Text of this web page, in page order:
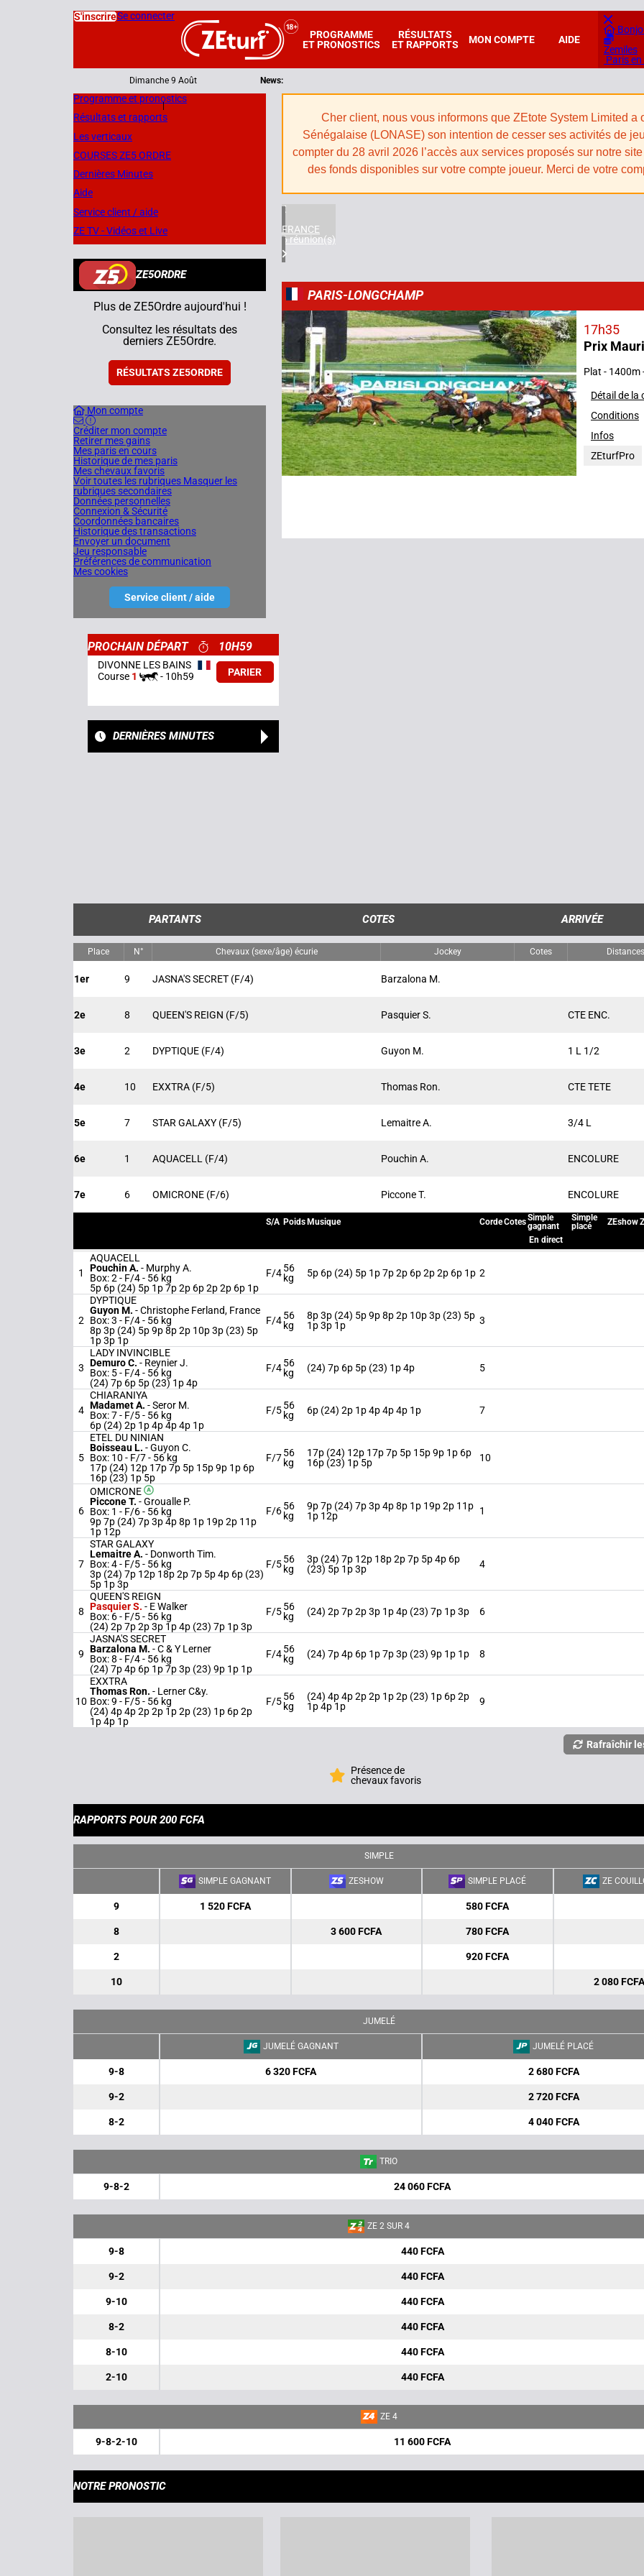
PROGRAMME
ET PRONOSTICS
RÉSULTATS
ET RAPPORTS
MON COMPTE AIDE
S'inscrireSe connecter
Zemiles
Paris
Dimanche 9 Août
|
News:
Programme et pronostics
Résultats et rapports
Les verticaux
COURSES ZE5 ORDRE
Dernières Minutes
Aide
Service client / aide
ZE TV - Vidéos et Live
ZE5ORDRE
Plus de ZE5Ordre aujourd'hui !
Consultez les résultats des
derniers ZE5Ordre.
RÉSULTATS ZE5ORDRE
Mon compte
Créditer mon compte
Retirer mes gains
Mes paris en cours
Historique de mes paris
Mes chevaux favoris
Voir toutes les rubriques Masquer les
rubriques secondaires
Données personnelles
Connexion & Sécurité
Coordonnées bancaires
Historique des transactions
Envoyer un document
Jeu responsable
Préférences de communication
Mes cookies
Service client / aide
Cher client, nous vous informons que ZEtote System Limited
Sénégalaise (LONASE) son intention de cesser ses activités de
compter du 28 avril 2026 l’accès aux services proposés sur notre
des fonds disponibles sur votre compte joueur. Merci de votre
FRANCE
6 réunion(s)
PARIS-LONGCHAMP
7
27/04/2025
17h35
Prix
Plat - 1400m
Détail de la
Conditions
Infos
ZEturfPro
PROCHAIN DÉPART 10H59
DIVONNE LES BAINS
Course1 - 10h59 PARIER
DERNIÈRES MINUTES
PARTANTS COTES ARRIVÉE
Place N° Chevaux (sexe/âge) écurie Jockey Cotes Distances
1er 9 JASNA'S SECRET (F/4) Barzalona M.
2e 8 QUEEN'S REIGN (F/5) Pasquier S. CTE ENC.
3e 2 DYPTIQUE (F/4) Guyon M. 1 L 1/2
4e 10 EXXTRA (F/5) Thomas Ron. CTE TETE
5e 7 STAR GALAXY (F/5) Lemaitre A. 3/4 L
6e 1 AQUACELL (F/4) Pouchin A. ENCOLURE
7e 6 OMICRONE (F/6) Piccone T. ENCOLURE
S/A Poids Musique CordeCotesSimple
gagnant
Simple
placé
ZEshow
En direct
1
AQUACELL
Pouchin A. - Murphy A.
Box: 2 - F/4 - 56 kg
5p 6p (24) 5p 1p 7p 2p 6p 2p 2p 6p 1p
F/456
kg
5p 6p (24) 5p 1p 7p 2p 6p 2p 2p 6p 1p 2
2
DYPTIQUE
Guyon M. -Christophe Ferland, France
Box: 3 - F/4 - 56 kg
8p 3p (24) 5p 9p 8p 2p 10p 3p (23) 5p
1p 3p 1p
F/456
kg
8p 3p (24) 5p 9p 8p 2p 10p 3p (23) 5p
1p 3p 1p
3
3
LADY INVINCIBLE
Demuro C. - Reynier J.
Box: 5 - F/4 - 56 kg
(24) 7p 6p 5p (23) 1p 4p
F/456
kg
(24) 7p 6p 5p (23) 1p 4p 5
4
CHIARANIYA
Madamet A. -Seror M.
Box: 7 - F/5 - 56 kg
6p (24) 2p 1p 4p 4p 4p 1p
F/556
kg
6p (24) 2p 1p 4p 4p 4p 1p 7
5
ETEL DU NINIAN
Boisseau L. -Guyon C.
Box: 10 - F/7 - 56 kg
17p (24) 12p 17p 7p 5p 15p 9p 1p 6p
16p (23) 1p 5p
F/756
kg
17p (24) 12p 17p 7p 5p 15p 9p 1p 6p
16p (23) 1p 5p
10
6
OMICRONE
Piccone T. -Groualle P.
Box: 1 - F/6 - 56 kg
9p 7p (24) 7p 3p 4p 8p 1p 19p 2p 11p
1p 12p
F/656
kg
9p 7p (24) 7p 3p 4p 8p 1p 19p 2p 11p
1p 12p
1
7
STAR GALAXY
Lemaitre A. - Donworth Tim.
Box: 4 - F/5 - 56 kg
3p (24) 7p 12p 18p 2p 7p 5p 4p 6p (23)
5p 1p 3p
F/556
kg
3p (24) 7p 12p 18p 2p 7p 5p 4p 6p
(23) 5p 1p 3p
4
8
QUEEN'S REIGN
Pasquier S. - E Walker
Box: 6 - F/5 - 56 kg
(24) 2p 7p 2p 3p 1p 4p (23) 7p 1p 3p
F/556
kg
(24) 2p 7p 2p 3p 1p 4p (23) 7p 1p 3p 6
9
JASNA'S SECRET
Barzalona M. -C & Y Lerner
Box: 8 - F/4 - 56 kg
(24) 7p 4p 6p 1p 7p 3p (23) 9p 1p 1p
F/456
kg
(24) 7p 4p 6p 1p 7p 3p (23) 9p 1p 1p 8
10
EXXTRA
Thomas Ron. - Lerner C&y.
Box: 9 - F/5 - 56 kg
(24) 4p 4p 2p 2p 1p 2p (23) 1p 6p 2p
1p 4p 1p
F/556
kg
(24) 4p 4p 2p 2p 1p 2p (23) 1p 6p 2p
1p 4p 1p
9
Rafraîchir
Présence de
chevaux favoris
RAPPORTS POUR 200 FCFA
SIMPLE
SIMPLE GAGNANT ZESHOW SIMPLE PLACÉ ZE
9 1 520 FCFA 580 FCFA
8 3 600 FCFA 780 FCFA
2 920 FCFA
10 2 080 FCFA
JUMELÉ
JUMELÉ GAGNANT JUMELÉ PLACÉ
9-8 6 320 FCFA 2 680 FCFA
9-2 2 720 FCFA
8-2 4 040 FCFA
TRIO
9-8-2 24 060 FCFA
ZE 2 SUR 4
9-8 440 FCFA
9-2 440 FCFA
9-10 440 FCFA
8-2 440 FCFA
8-10 440 FCFA
2-10 440 FCFA
ZE 4
9-8-2-10 11 600 FCFA
NOTRE PRONOSTIC